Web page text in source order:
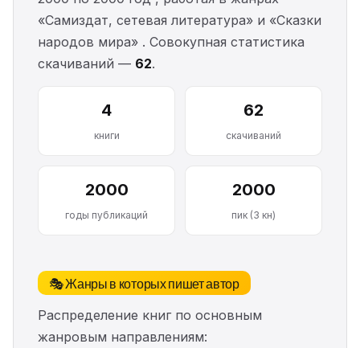
«Самиздат, сетевая литература» и «Сказки
народов мира» . Совокупная статистика
скачиваний — 62.
4
книги
62
скачиваний
2000
годы публикаций
2000
пик (3 кн)
🎭 Жанры в которых пишет автор
Распределение книг по основным
жанровым направлениям: